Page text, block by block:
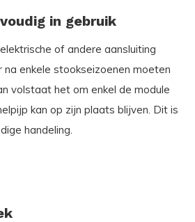
in gebruik
of andere aansluiting
enkele stookseizoenen moeten
volstaat het om enkel de module
kan op zijn plaats blijven. Dit is
handeling.